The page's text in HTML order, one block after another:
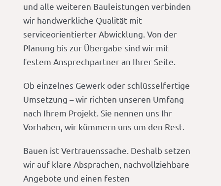
und alle weiteren Bauleistungen verbinden
wir handwerkliche Qualität mit
serviceorientierter Abwicklung. Von der
Planung bis zur Übergabe sind wir mit
festem Ansprechpartner an Ihrer Seite.
Ob einzelnes Gewerk oder schlüsselfertige
Umsetzung – wir richten unseren Umfang
nach Ihrem Projekt. Sie nennen uns Ihr
Vorhaben, wir kümmern uns um den Rest.
Bauen ist Vertrauenssache. Deshalb setzen
wir auf klare Absprachen, nachvollziehbare
Angebote und einen festen